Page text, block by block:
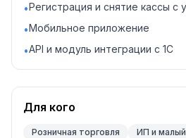
•Регистрация и снятие кассы с
•Мобильное приложение
•API и модуль интеграции с 1С
Для кого
Розничная торговля
ИП и